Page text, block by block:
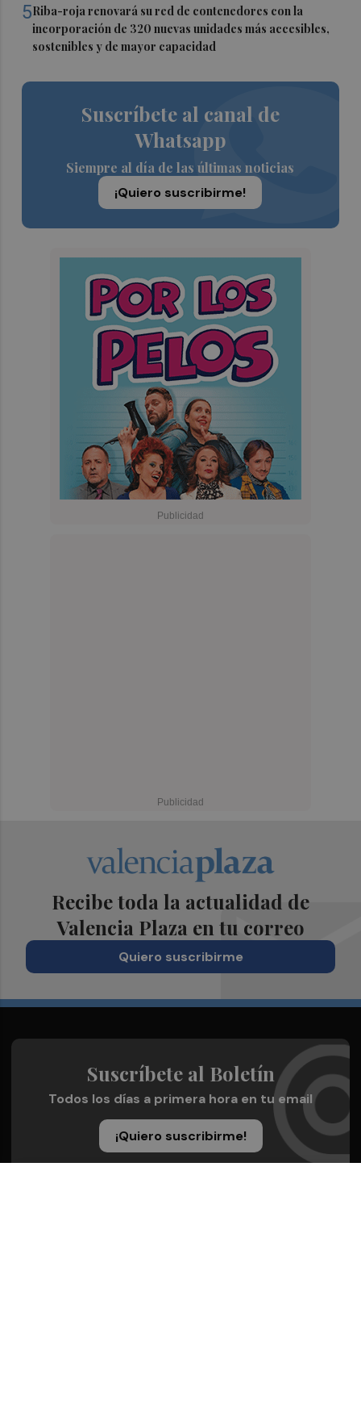
5Riba-roja renovará su red de contenedores con la
incorporación de 320 nuevas unidades más accesibles,
sostenibles y de mayor capacidad
Suscríbete al canal de
Whatsapp
Siempre al día de las últimas noticias
¡Quiero suscribirme!
Recibe toda la actualidad de
Valencia Plaza en tu correo
Quiero suscribirme
Suscríbete al Boletín
Todos los días a primera hora en tu email
¡Quiero suscribirme!